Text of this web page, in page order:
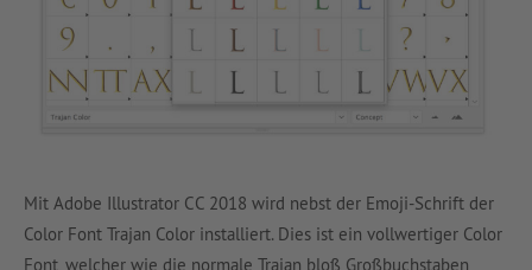
Mit Adobe Illustrator CC 2018 wird nebst der Emoji-Schrift der
Color Font Trajan Color installiert. Dies ist ein vollwertiger Color
Font, welcher wie die normale Trajan bloß Großbuchstaben